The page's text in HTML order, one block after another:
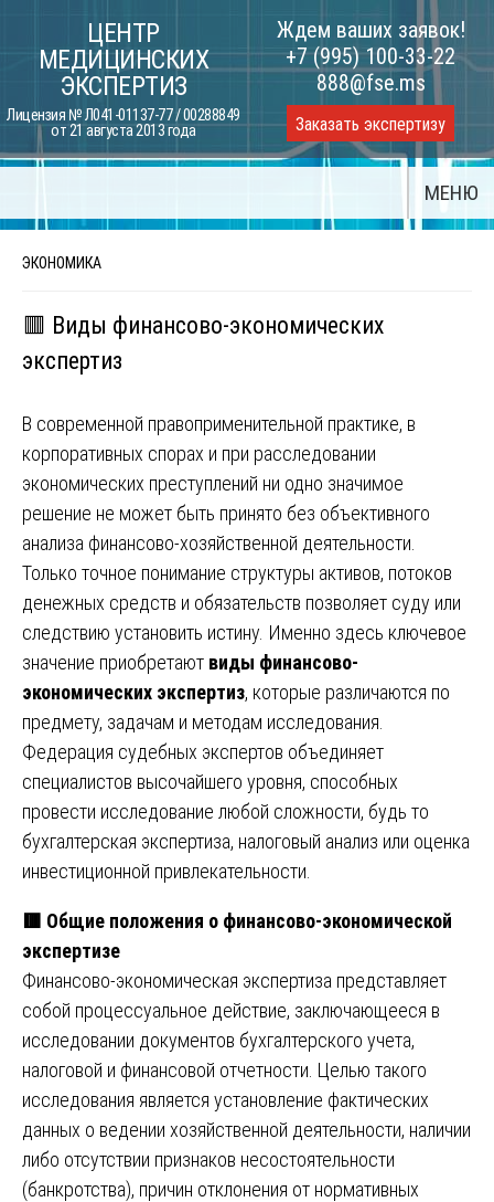
content
ЦЕНТР
МЕДИЦИНСКИХ
ЭКСПЕРТИЗ
Лицензия № Л041-01137-77 / 00288849
от 21 августа 2013 года
Ждем ваших заявок!
+7 (995) 100-33-22
888@fse.ms
Заказать экспертизу
МЕНЮ
ЭКОНОМИКА
🟥 Виды финансово-экономических
экспертиз
В современной правоприменительной практике, в
корпоративных спорах и при расследовании
экономических преступлений ни одно значимое
решение не может быть принято без объективного
анализа финансово-хозяйственной деятельности.
Только точное понимание структуры активов, потоков
денежных средств и обязательств позволяет суду или
следствию установить истину. Именно здесь ключевое
значение приобретают виды финансово-
экономических экспертиз, которые различаются по
предмету, задачам и методам исследования.
Федерация судебных экспертов объединяет
специалистов высочайшего уровня, способных
провести исследование любой сложности, будь то
бухгалтерская экспертиза, налоговый анализ или оценка
инвестиционной привлекательности.
🟥 Общие положения о финансово-экономической
экспертизе
Финансово-экономическая экспертиза представляет
собой процессуальное действие, заключающееся в
исследовании документов бухгалтерского учета,
налоговой и финансовой отчетности. Целью такого
исследования является установление фактических
данных о ведении хозяйственной деятельности, наличии
либо отсутствии признаков несостоятельности
(банкротства), причин отклонения от нормативных